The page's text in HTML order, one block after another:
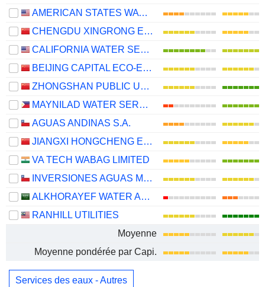
AMERICAN STATES WATER COMPANY
CHENGDU XINGRONG ENVIRONMENT CO., LTD.
CALIFORNIA WATER SERVICE GROUP
BEIJING CAPITAL ECO-ENVIRONMENT PROTECTION GROUP CO., LTD.
ZHONGSHAN PUBLIC UTILITIES GROUP CO.,LTD
MAYNILAD WATER SERVICES, INC.
AGUAS ANDINAS S.A.
JIANGXI HONGCHENG ENVIRONMENT CO.,LTD.
VA TECH WABAG LIMITED
INVERSIONES AGUAS METROPOLITANAS S.A.
ALKHORAYEF WATER AND POWER TECHNOLOGIES COMPANY
RANHILL UTILITIES
Moyenne
Moyenne pondérée par Capi.
Services des eaux - Autres